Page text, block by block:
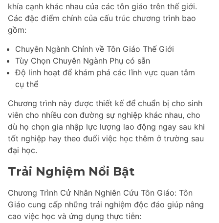
khía cạnh khác nhau của các tôn giáo trên thế giới.
Các đặc điểm chính của cấu trúc chương trình bao
gồm:
Chuyên Ngành Chính về Tôn Giáo Thế Giới
Tùy Chọn Chuyên Ngành Phụ có sẵn
Độ linh hoạt để khám phá các lĩnh vực quan tâm
cụ thể
Chương trình này được thiết kế để chuẩn bị cho sinh
viên cho nhiều con đường sự nghiệp khác nhau, cho
dù họ chọn gia nhập lực lượng lao động ngay sau khi
tốt nghiệp hay theo đuổi việc học thêm ở trường sau
đại học.
Trải Nghiệm Nổi Bật
Chương Trình Cử Nhân Nghiên Cứu Tôn Giáo: Tôn
Giáo cung cấp những trải nghiệm độc đáo giúp nâng
cao việc học và ứng dụng thực tiễn: